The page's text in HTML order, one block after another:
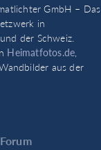
GmbH – Das
in
der Schweiz.
Heimatfotos.de
aus der